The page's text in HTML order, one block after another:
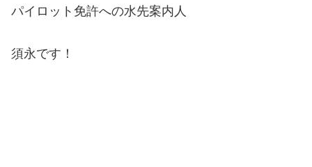
パイロット免許への水先案内人
須永です！